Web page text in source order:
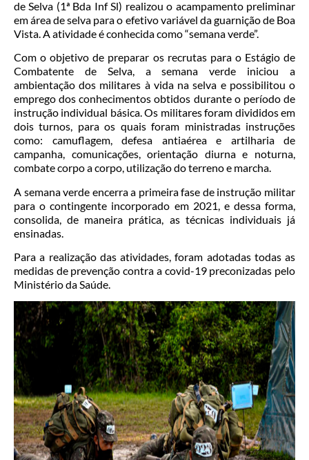
de Selva (1ª Bda Inf Sl) realizou o acampamento preliminar
em área de selva para o efetivo variável da guarnição de Boa
Vista. A atividade é conhecida como “semana verde”.
Com o objetivo de preparar os recrutas para o Estágio de
Combatente de Selva, a semana verde iniciou a
ambientação dos militares à vida na selva e possibilitou o
emprego dos conhecimentos obtidos durante o período de
instrução individual básica. Os militares foram divididos em
dois turnos, para os quais foram ministradas instruções
como: camuflagem, defesa antiaérea e artilharia de
campanha, comunicações, orientação diurna e noturna,
combate corpo a corpo, utilização do terreno e marcha.
A semana verde encerra a primeira fase de instrução militar
para o contingente incorporado em 2021, e dessa forma,
consolida, de maneira prática, as técnicas individuais já
ensinadas.
Para a realização das atividades, foram adotadas todas as
medidas de prevenção contra a covid-19 preconizadas pelo
Ministério da Saúde.